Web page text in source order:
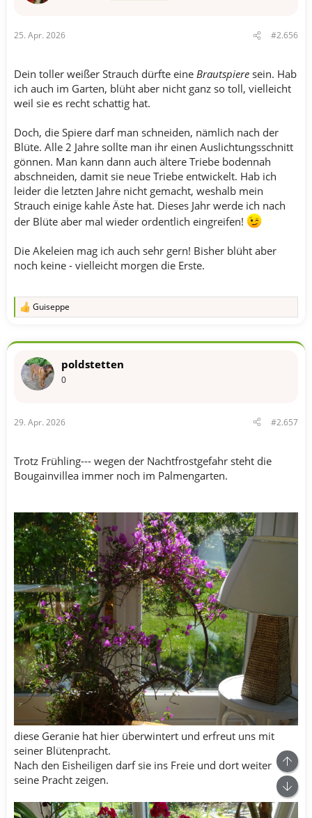
:
25. Apr. 2026 #2.656
Dein toller weißer Strauch dürfte eine Brautspiere sein. Hab
ich auch im Garten, blüht aber nicht ganz so toll, vielleicht
weil sie es recht schattig hat.
Doch, die Spiere darf man schneiden, nämlich nach der
Blüte. Alle 2 Jahre sollte man ihr einen Auslichtungsschnitt
gönnen. Man kann dann auch ältere Triebe bodennah
abschneiden, damit sie neue Triebe entwickelt. Hab ich
leider die letzten Jahre nicht gemacht, weshalb mein
Strauch einige kahle Äste hat. Dieses Jahr werde ich nach
der Blüte aber mal wieder ordentlich eingreifen!
Die Akeleien mag ich auch sehr gern! Bisher blüht aber
noch keine - vielleicht morgen die Erste.
R
k
o
:
Guiseppe
poldstetten
0
29. Apr. 2026 #2.657
Trotz Frühling--- wegen der Nachtfrostgefahr steht die
Bougainvillea immer noch im Palmengarten.
diese Geranie hat hier überwintert und erfreut uns mit
seiner Blütenpracht.
Nach den Eisheiligen darf sie ins Freie und dort weiter
seine Pracht zeigen.